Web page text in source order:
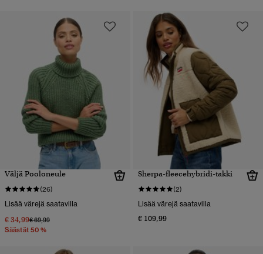
Väljä Pooloneule
(26)
Lisää värejä saatavilla
€ 34,99Hinta alennettu hinnasta
€ 69,99hintaan
Säästät 50 %
Sherpa-fleecehybridi-takki
(2)
Lisää värejä saatavilla
€ 109,99